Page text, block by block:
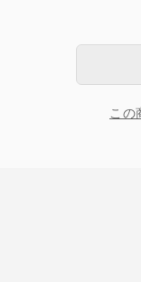
この